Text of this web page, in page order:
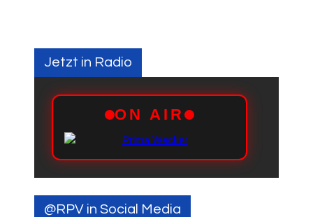
Jetzt in Radio
@RPV in Social Media